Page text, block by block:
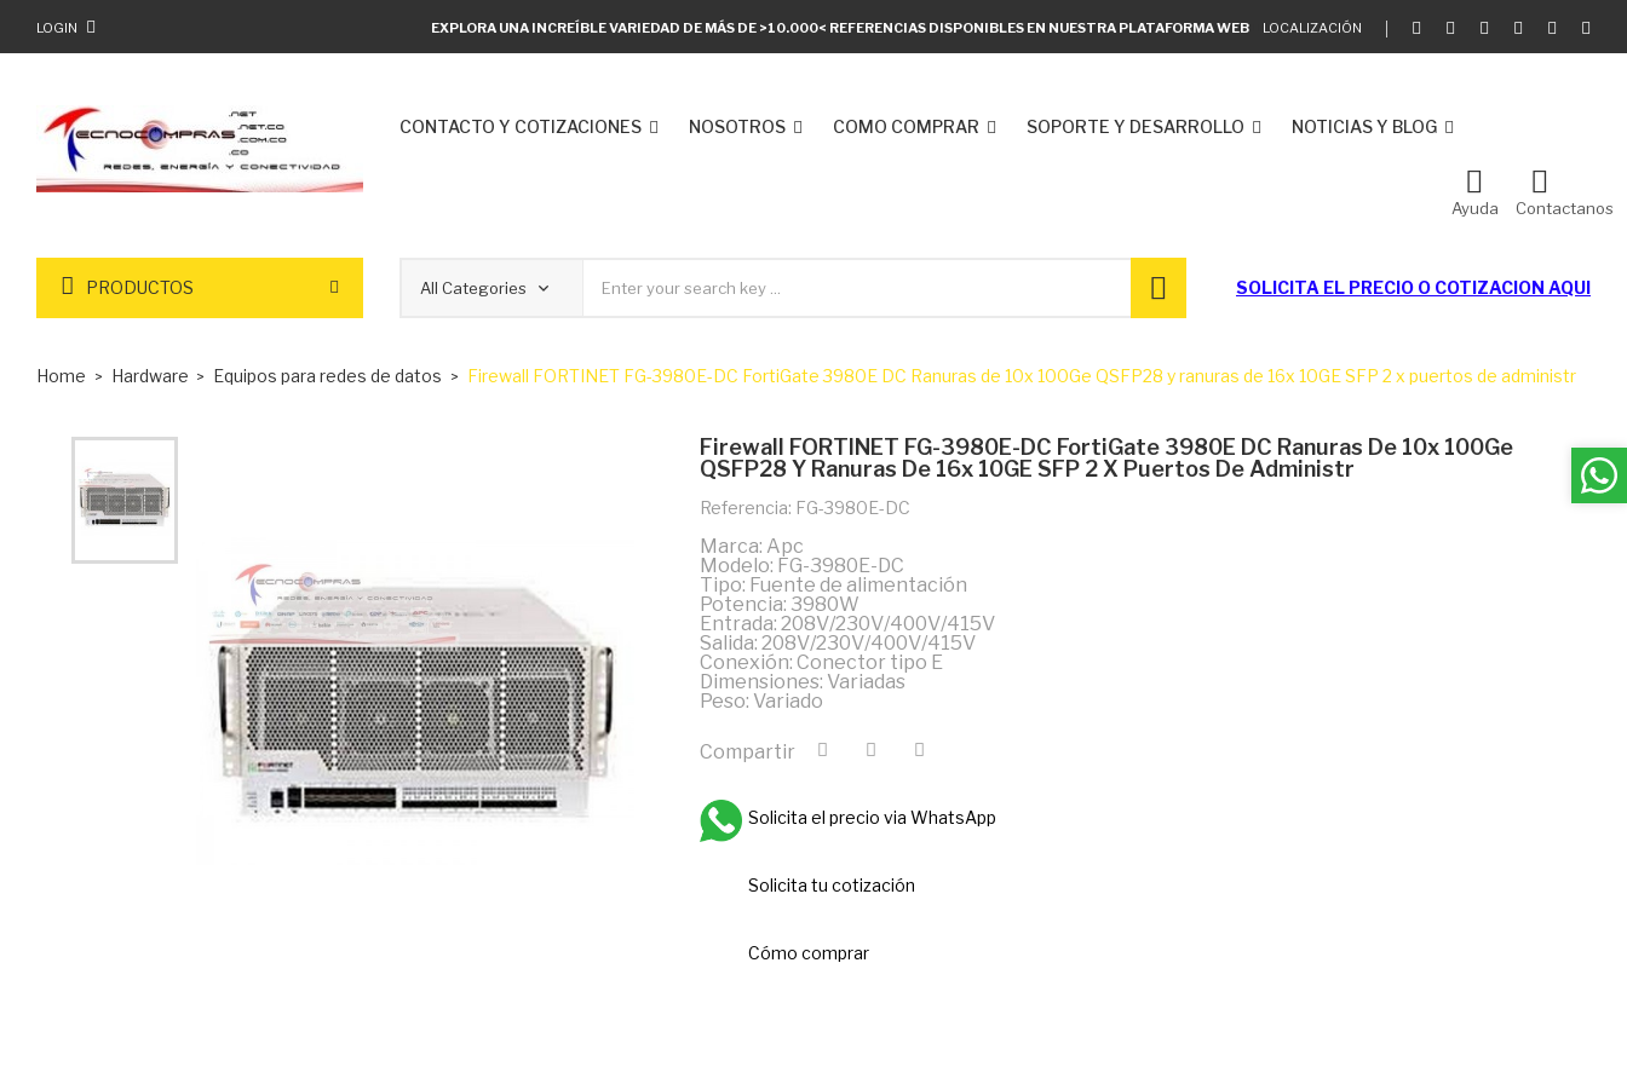
EXPLORA UNA INCREÍBLE VARIEDAD DE MÁS DE >10.000< REFERENCIAS DISPONIBLES EN NUESTRA PLATAFORMA WEB LOCALIZACIÓN
LOGIN
CONTACTO Y COTIZACIONES NOSOTROS COMO COMPRAR SOPORTE Y DESARROLLO NOTICIAS Y BLOG
Ayuda Contactanos
PRODUCTOS SOLICITA EL PRECIO O COTIZACION AQUI
Home Hardware Equipos para redes de datos Firewall FORTINET FG-3980E-DC FortiGate 3980E DC Ranuras de 10x 100Ge QSFP28 y ranuras de 16x 10GE SFP 2 x puertos de administr
Firewall FORTINET FG-3980E-DC FortiGate 3980E DC Ranuras De 10x 100Ge
QSFP28 Y Ranuras De 16x 10GE SFP 2 X Puertos De Administr
Referencia: FG-3980E-DC
Marca: Apc
Modelo: FG-3980E-DC
Tipo: Fuente de alimentación
Potencia: 3980W
Entrada: 208V/230V/400V/415V
Salida: 208V/230V/400V/415V
Conexión: Conector tipo E
Dimensiones: Variadas
Peso: Variado
Compartir
Solicita el precio via WhatsApp
Solicita tu cotización
Cómo comprar